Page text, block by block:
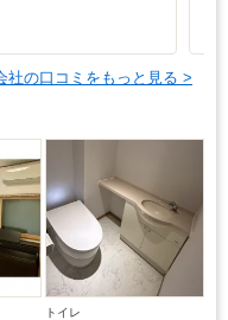
社の口コミをもっと見る >
トイレ